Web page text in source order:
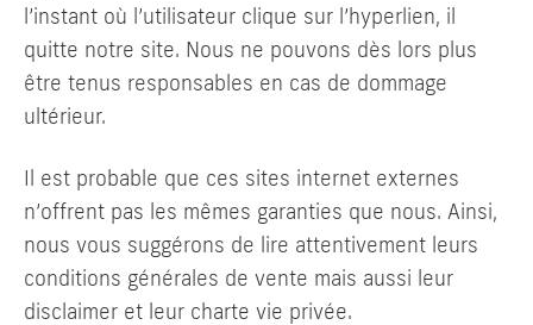
l’instant où l’utilisateur clique sur l’hyperlien, il
quitte notre site. Nous ne pouvons dès lors plus
être tenus responsables en cas de dommage
ultérieur.
Il est probable que ces sites internet externes
n’offrent pas les mêmes garanties que nous. Ainsi,
nous vous suggérons de lire attentivement leurs
conditions générales de vente mais aussi leur
disclaimer et leur charte vie privée.